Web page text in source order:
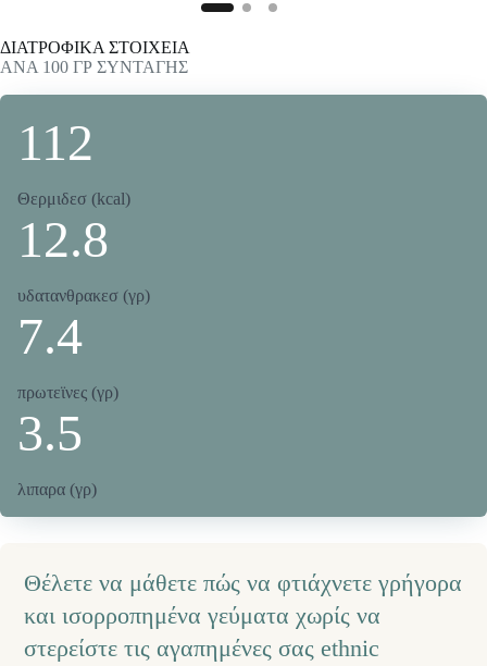
ΔΙΑΤΡΟΦΙΚΑ ΣΤΟΙΧΕΙΑ
ΑΝΑ 100 ΓΡ ΣΥΝΤΑΓΗΣ
112
Θερμιδεσ (kcal)
12.8
υδατανθρακεσ (γρ)
7.4
πρωτεϊνες (γρ)
3.5
λιπαρα (γρ)
Θέλετε να μάθετε πώς να φτιάχνετε γρήγορα
και ισορροπημένα γεύματα χωρίς να
στερείστε τις αγαπημένες σας ethnic